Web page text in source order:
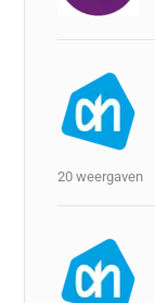
20 weergaven